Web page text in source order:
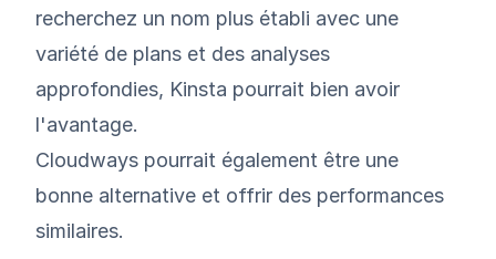
recherchez un nom plus établi avec une
variété de plans et des analyses
approfondies, Kinsta pourrait bien avoir
l'avantage.
Cloudways pourrait également être une
bonne alternative et offrir des performances
similaires.